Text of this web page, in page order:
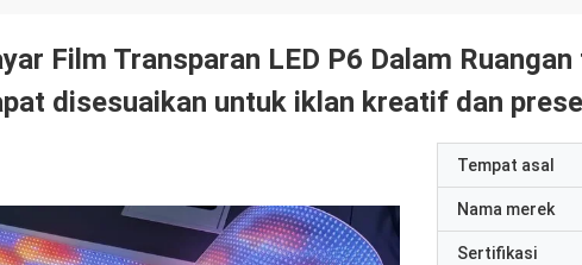
Film Transparan LED P6 Dalam
disesuaikan untuk iklan kreatif dan
Tempat asal
Nama merek
Sertifikasi